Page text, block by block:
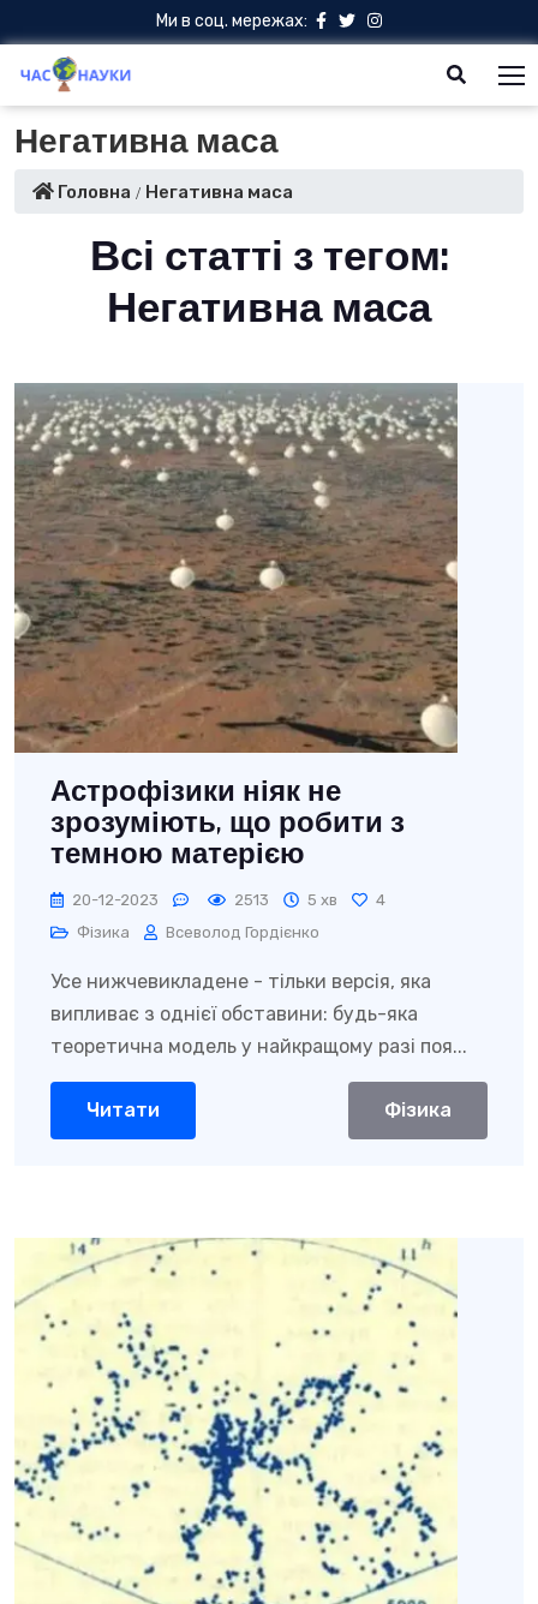
Ми в соц. мережах:
Негативна маса
Головна Негативна маса
Всі статті з тегом:
Негативна маса
Астрофізики ніяк не
зрозуміють, що робити з
темною матерією
20-12-2023 2513 5 хв
4
Фізика
Всеволод Гордієнко
Усе нижчевикладене - тільки версія, яка
випливає з однієї обставини: будь-яка
теоретична модель у найкращому разі поя...
Читати Фізика